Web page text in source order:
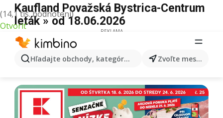
(14,1 tis. hodnotení)
Otvoriť
Hľadajte obchody, kategórie, produkty... Zvoľte mesto
Kaufland Považská Bystrica-Centrum
leták » od 18.06.2026
REKLAMA